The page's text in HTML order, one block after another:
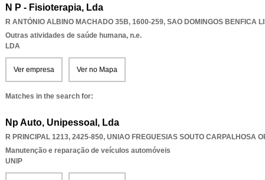
N P - Fisioterapia, Lda
R ANTÓNIO ALBINO MACHADO 35B, 1600-259, SAO DOMINGOS BENFICA
Outras atividades de saúde humana, n.e.
LDA
Ver empresa Ver no Mapa
Matches in the search for:
Np Auto, Unipessoal, Lda
R PRINCIPAL 1213, 2425-850, UNIAO FREGUESIAS SOUTO CARPALHOSA
Manutenção e reparação de veículos automóveis
UNIP